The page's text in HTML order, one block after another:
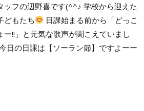
フの辺野喜です(^^♪ 学校から迎えた
どもたち
日課始まる前から「どっこ
!!」と元気な歌声が聞こえていまし
日の日課は【ソーラン節】ですよーー